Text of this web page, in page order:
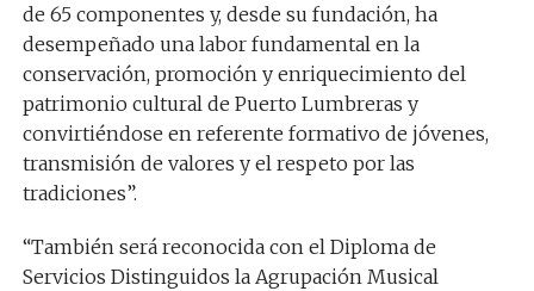
de 65 componentes y, desde su fundación, ha
desempeñado una labor fundamental en la
conservación, promoción y enriquecimiento del
patrimonio cultural de Puerto Lumbreras y
convirtiéndose en referente formativo de jóvenes,
transmisión de valores y el respeto por las
tradiciones”.
“También será reconocida con el Diploma de
Servicios Distinguidos la Agrupación Musical